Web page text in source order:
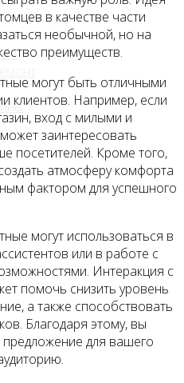
в качестве части
необычной, но на
преимуществ.
могут быть отличными
клиентов. Например, если
вход с милыми и
заинтересовать
посетителей. Кроме того,
атмосферу комфорта
фактором для успешного
могут использоваться в
или в работе с
Интеракция с
помочь снизить уровень
а также способствовать
Благодаря этому, вы
для вашего